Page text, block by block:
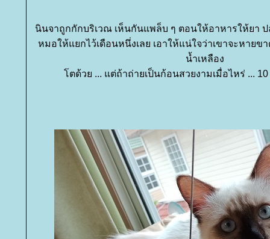
นินจาถูกกักบริเวณ เห็นกันแพล็บ ๆ ตอนให้อาหารให้ยา
หมอให้แยกไว้เดือนหนึ่งเลย เอาให้แน่ใจว่าเขาจะหาย
น้ำเหลือง
ตด้วย ... แต่ถ้าถ่ายเป็นก้อนสวยงามเมื่อไหร่ ...